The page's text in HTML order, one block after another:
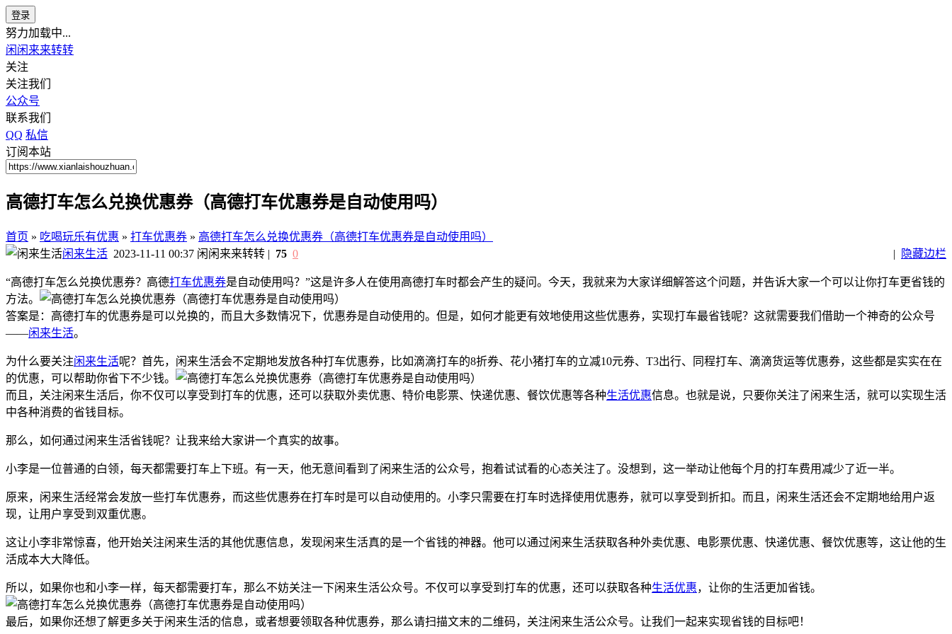
登录
努力加载中...
闲闲来来转转
关注
关注我们
公众号
联系我们
QQ 私信
订阅本站
高德打车怎么兑换优惠券（高德打车优惠券是自动使用吗）
首页 » 吃喝玩乐有优惠 » 打车优惠券 » 高德打车怎么兑换优惠券（高德打车优惠券是自动使用吗）
闲来生活 2023-11-11 00:37 闲闲来来转转 | 隐藏边栏
| 75 0
“高德打车怎么兑换优惠券？高德打车优惠券是自动使用吗？”这是许多人在使用高德打车时都会产生的疑问。今天，我就来为大家详细解答这个问题，并告诉大家一个可以让你打车更省钱的
方法。
答案是：高德打车的优惠券是可以兑换的，而且大多数情况下，优惠券是自动使用的。但是，如何才能更有效地使用这些优惠券，实现打车最省钱呢？这就需要我们借助一个神奇的公众号
——闲来生活。
为什么要关注闲来生活呢？首先，闲来生活会不定期地发放各种打车优惠券，比如滴滴打车的8折券、花小猪打车的立减10元券、T3出行、同程打车、滴滴货运等优惠券，这些都是实实在在
的优惠，可以帮助你省下不少钱。
而且，关注闲来生活后，你不仅可以享受到打车的优惠，还可以获取外卖优惠、特价电影票、快递优惠、餐饮优惠等各种生活优惠信息。也就是说，只要你关注了闲来生活，就可以实现生活
中各种消费的省钱目标。
那么，如何通过闲来生活省钱呢？让我来给大家讲一个真实的故事。
小李是一位普通的白领，每天都需要打车上下班。有一天，他无意间看到了闲来生活的公众号，抱着试试看的心态关注了。没想到，这一举动让他每个月的打车费用减少了近一半。
原来，闲来生活经常会发放一些打车优惠券，而这些优惠券在打车时是可以自动使用的。小李只需要在打车时选择使用优惠券，就可以享受到折扣。而且，闲来生活还会不定期地给用户返
现，让用户享受到双重优惠。
这让小李非常惊喜，他开始关注闲来生活的其他优惠信息，发现闲来生活真的是一个省钱的神器。他可以通过闲来生活获取各种外卖优惠、电影票优惠、快递优惠、餐饮优惠等，这让他的生
活成本大大降低。
所以，如果你也和小李一样，每天都需要打车，那么不妨关注一下闲来生活公众号。不仅可以享受到打车的优惠，还可以获取各种生活优惠，让你的生活更加省钱。
最后，如果你还想了解更多关于闲来生活的信息，或者想要领取各种优惠券，那么请扫描文末的二维码，关注闲来生活公众号。让我们一起来实现省钱的目标吧！